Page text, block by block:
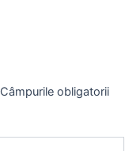
Câmpurile obligatorii